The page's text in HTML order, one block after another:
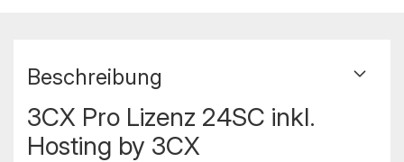
Beschreibung
3CX Pro Lizenz 24SC inkl.
Hosting by 3CX